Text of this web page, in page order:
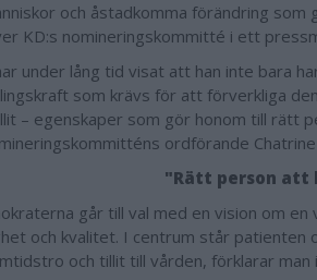
och åstadkomma förändring som
KD:s nomineringskommitté i ett
under lång tid visat att han inte bara
som krävs för att förverkliga
– egenskaper som gör honom till rätt
ordförande
"Rätt person att
går till val med en vision om
och kvalitet. I centrum står patienten
och tillit till vården, förklarar